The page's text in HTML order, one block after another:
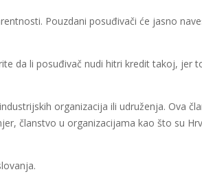
Pouzdani posuđivači će jasno
da li posuđivač nudi hitri kredit takoj, jer
organizacija ili udruženja. Ova
članstvo u organizacijama kao što su